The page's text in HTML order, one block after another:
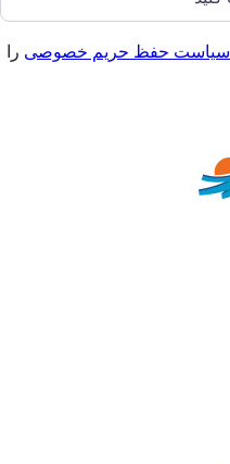
سیاست حفظ حریم خصوصی را